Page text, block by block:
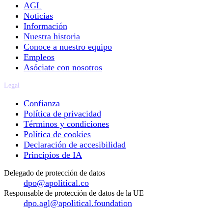
AGL
Noticias
Información
Nuestra historia
Conoce a nuestro equipo
Empleos
Asóciate con nosotros
Legal
Confianza
Política de privacidad
Términos y condiciones
Política de cookies
Declaración de accesibilidad
Principios de IA
Delegado de protección de datos
dpo@apolitical.co
Responsable de protección de datos de la UE
dpo.agl@apolitical.foundation